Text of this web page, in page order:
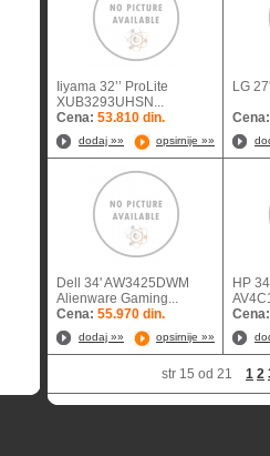
Iiyama 32’’ ProLite
XUB3293UHSN...
Cena: 53.810 din.
dodaj »» opsirnije »»
LG
Dell 34' AW3425DWM
Alienware Gaming...
Cena: 55.970 din.
dodaj »» opsirnije »»
HP
str 15 od 21 1 2